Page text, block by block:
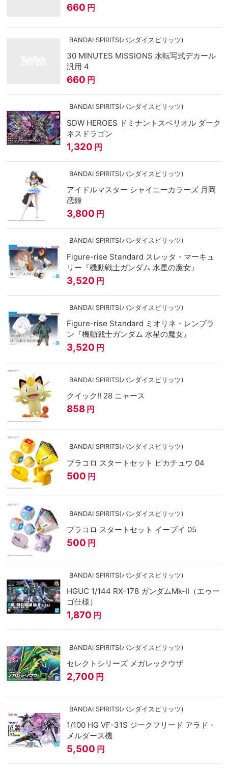
660 円
BANDAI SPIRITS(バンダイスピリッツ)
30 MINUTES MISSIONS 水転写式デカール
汎用 4
660 円
BANDAI SPIRITS(バンダイスピリッツ)
SDW HEROES ドミナントスペリオル ダーク
ネスドラゴン
1,320 円
BANDAI SPIRITS(バンダイスピリッツ)
アイドルマスター シャイニーカラーズ 月岡
恋鐘
3,800 円
BANDAI SPIRITS(バンダイスピリッツ)
Figure-rise Standard スレッタ・マーキュ
リー『機動戦士ガンダム 水星の魔女』
3,520 円
BANDAI SPIRITS(バンダイスピリッツ)
Figure-rise Standard ミオリネ・レンブラ
ン『機動戦士ガンダム 水星の魔女』
3,520 円
BANDAI SPIRITS(バンダイスピリッツ)
クイック!! 28 ニャース
858 円
BANDAI SPIRITS(バンダイスピリッツ)
プラコロ スタートセット ピカチュウ 04
500 円
BANDAI SPIRITS(バンダイスピリッツ)
プラコロ スタートセット イーブイ 05
500 円
BANDAI SPIRITS(バンダイスピリッツ)
HGUC 1/144 RX-178 ガンダムMk-II（エゥー
ゴ仕様）
1,870 円
BANDAI SPIRITS(バンダイスピリッツ)
セレクトシリーズ メガレックウザ
2,700 円
BANDAI SPIRITS(バンダイスピリッツ)
1/100 HG VF-31S ジークフリード アラド・
メルダース機
5,500 円